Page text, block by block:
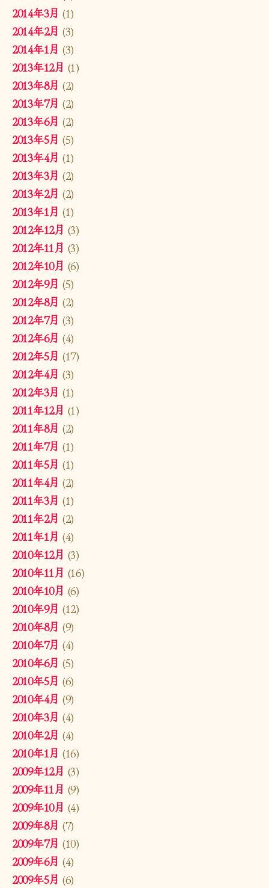
2014年3月 (1)
2014年2月 (3)
2014年1月 (3)
2013年12月 (1)
2013年8月 (2)
2013年7月 (2)
2013年6月 (2)
2013年5月 (5)
2013年4月 (1)
2013年3月 (2)
2013年2月 (2)
2013年1月 (1)
2012年12月 (3)
2012年11月 (3)
2012年10月 (6)
2012年9月 (5)
2012年8月 (2)
2012年7月 (3)
2012年6月 (4)
2012年5月 (17)
2012年4月 (3)
2012年3月 (1)
2011年12月 (1)
2011年8月 (2)
2011年7月 (1)
2011年5月 (1)
2011年4月 (2)
2011年3月 (1)
2011年2月 (2)
2011年1月 (4)
2010年12月 (3)
2010年11月 (16)
2010年10月 (6)
2010年9月 (12)
2010年8月 (9)
2010年7月 (4)
2010年6月 (5)
2010年5月 (6)
2010年4月 (9)
2010年3月 (4)
2010年2月 (4)
2010年1月 (16)
2009年12月 (3)
2009年11月 (9)
2009年10月 (4)
2009年8月 (7)
2009年7月 (10)
2009年6月 (4)
2009年5月 (6)